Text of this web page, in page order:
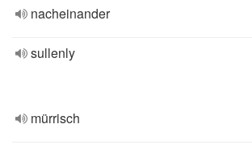
nacheinander
sullenly
mürrisch